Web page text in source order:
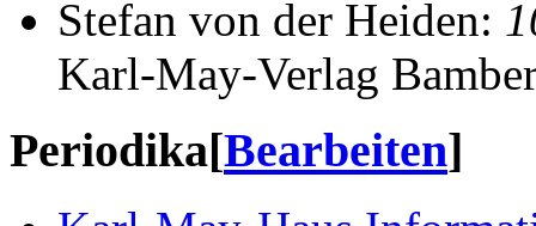
Stefan von der Heiden:
Karl-May-Verlag
Periodika[Bearbeiten]